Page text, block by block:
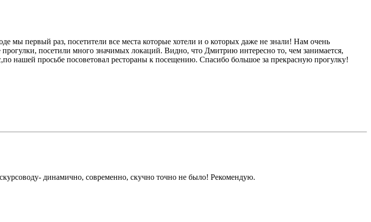
мы первый раз, посетители все места которые хотели и о которых даже не знали! Нам очень
посетили много значимых локаций. Видно, что Дмитрию интересно то, чем занимается,
нашей просьбе посоветовал рестораны к посещению. Спасибо большое за прекрасную прогулку!
динамично, современно, скучно точно не было! Рекомендую.